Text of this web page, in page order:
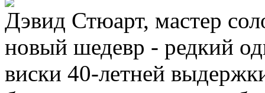
Дэвид Стюарт, мастер
новый шедевр - редкий
виски 40-летней